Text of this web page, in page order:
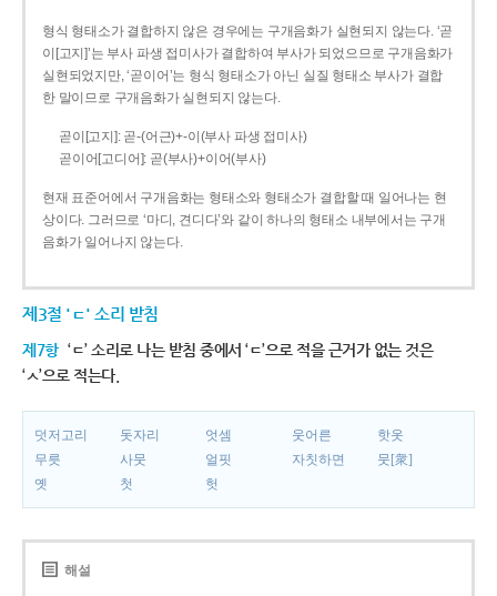
형식 형태소가 결합하지 않은 경우에는 구개음화가 실현되지 않는다. ‘곧
이[고지]’는 부사 파생 접미사가 결합하여 부사가 되었으므로 구개음화가
실현되었지만, ‘곧이어’는 형식 형태소가 아닌 실질 형태소 부사가 결합
한 말이므로 구개음화가 실현되지 않는다.
곧이[고지]: 곧-­(어근)+­-이(부사 파생 접미사)
곧이어[고디어]: 곧(부사)+이어(부사)
현재 표준어에서 구개음화는 형태소와 형태소가 결합할 때 일어나는 현
상이다. 그러므로 ‘마디, 견디다’와 같이 하나의 형태소 내부에서는 구개
음화가 일어나지 않는다.
제3절 'ㄷ' 소리 받침
제7항 ‘ㄷ’ 소리로 나는 받침 중에서 ‘ㄷ’으로 적을 근거가 없는 것은
‘ㅅ’으로 적는다.
덧저고리 돗자리 엇셈 웃어른
핫옷
무릇
사뭇 얼핏 자칫하면
뭇[衆]
옛
첫 헛
해설